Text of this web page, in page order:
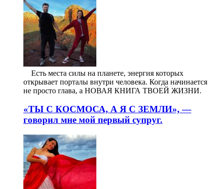
⠀ Есть места силы на планете, энергия которых
открывает порталы внутри человека. Когда начинается
не просто глава, а НОВАЯ КНИГА ТВОЕЙ ЖИЗНИ.
«ТЫ С КОСМОСА, А Я С ЗЕМЛИ», —
говорил мне мой первый супруг.